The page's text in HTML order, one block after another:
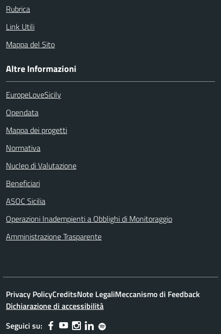
Rubrica
Link Utili
Mappa del Sito
Altre Informazioni
EuropeLoveSicily
Opendata
Mappa dei progetti
Normativa
Nucleo di Valutazione
Beneficiari
ASOC Sicilia
Operazioni Inadempienti a Obblighi di Monitoraggio
Amministrazione Trasparente
Privacy PolicyCreditsNote LegaliMeccanismo di Feedback
Dichiarazione di accessibilità
Seguici su: